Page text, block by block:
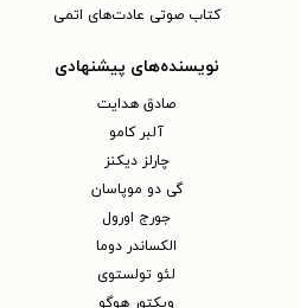
کتاب صوتی عادت‌های اتمی
نویسنده‌های پیشنهادی
صادق هدایت
آلبر کامو
چارلز دیکنز
گی دو موپاسان
جورج اورول
الکساندر دوما
لئو تولستوی
ویکتور هوگو